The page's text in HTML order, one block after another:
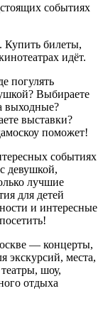
событиях
билеты,
идёт.
погулять
Выбираете
выходные?
выставки?
поможет!
событиях
девушкой,
лучшие
для детей
и интересные
— концерты,
экскурсий, места,
шоу,
отдыха